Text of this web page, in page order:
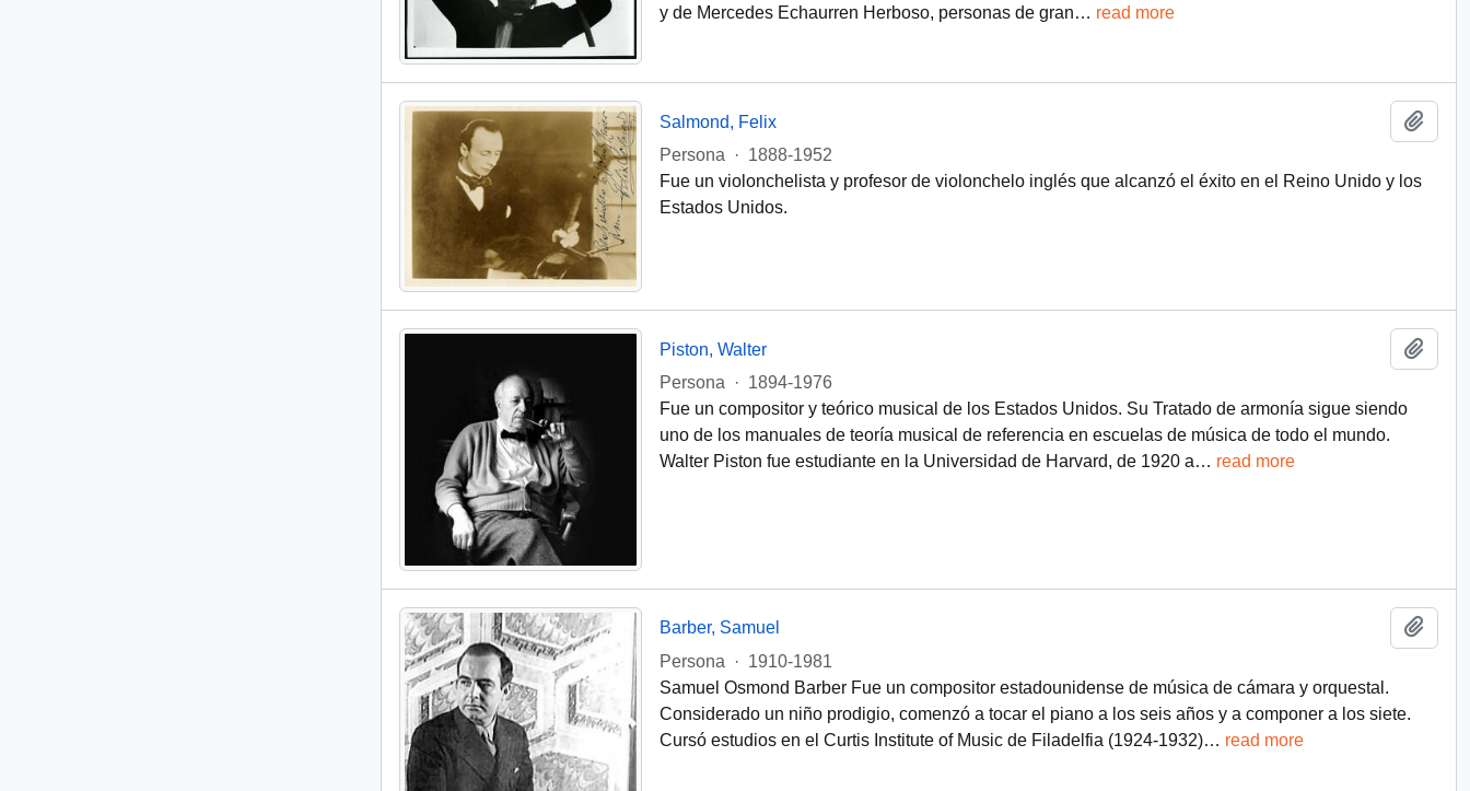
y de Mercedes Echaurren Herboso, personas de gran… read more
Salmond, Felix
Persona
· 1888-1952
Fue un violonchelista y profesor de violonchelo inglés que alcanzó el éxito en el Reino Unido y los
Estados Unidos.
Piston, Walter
Persona
· 1894-1976
Fue un compositor y teórico musical de los Estados Unidos. Su Tratado de armonía sigue siendo
uno de los manuales de teoría musical de referencia en escuelas de música de todo el mundo.
Walter Piston fue estudiante en la Universidad de Harvard, de 1920 a… read more
Barber, Samuel
Persona
· 1910-1981
Samuel Osmond Barber Fue un compositor estadounidense de música de cámara y orquestal.
Considerado un niño prodigio, comenzó a tocar el piano a los seis años y a componer a los siete.
Cursó estudios en el Curtis Institute of Music de Filadelfia (1924-1932)… read more